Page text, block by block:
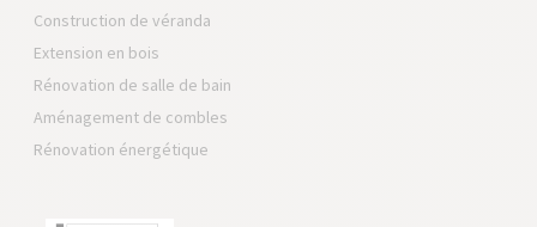
Construction de véranda
Extension en bois
Rénovation de salle de bain
Aménagement de combles
Rénovation énergétique